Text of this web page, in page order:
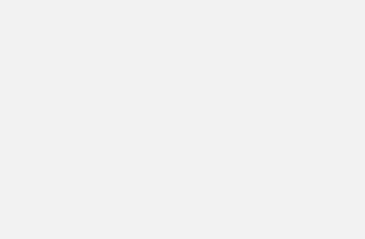
personlighet